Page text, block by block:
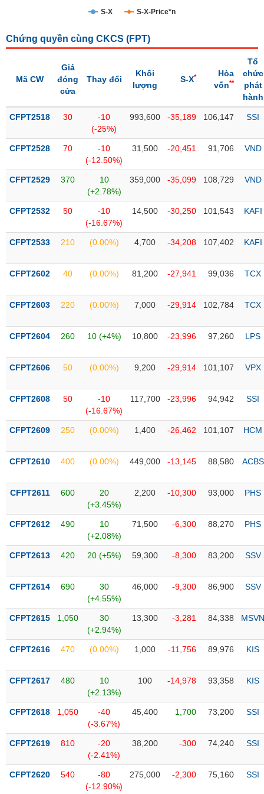
thái
cổ
Quy
thị
trường
yết
yết
Niêm
bổ
sung
Hủy
niêm
Theo
đặc
Không
ký
quỹ
Danh
mục
phiếu
chi
Tổng
Giao
Tài
Phân
kỹ
Hồ
doanh
nghiệp
Tin
tức
kiện
S-X S-X-Price*n
Chứng quyền cùng CKCS (FPT)
Mã CW
Giá
đóng
cửa
Thay đổi
Khối
lượng
S-X*
Hòa
vốn**
Tổ
chức
phát
hành
CFPT2518 30
-10
(-25%)
993,600 -35,189 106,147 SSI
CFPT2528 70
-10
(-12.50%)
31,500 -20,451 91,706 VND
CFPT2529 370
10
(+2.78%)
359,000 -35,099 108,729 VND
CFPT2532 50
-10
(-16.67%)
14,500 -30,250 101,543 KAFI
CFPT2533 210 (0.00%) 4,700 -34,208 107,402 KAFI
CFPT2602 40 (0.00%) 81,200 -27,941 99,036 TCX
CFPT2603 220 (0.00%) 7,000 -29,914 102,784 TCX
CFPT2604 260 10 (+4%) 10,800 -23,996 97,260 LPS
CFPT2606 50 (0.00%) 9,200 -29,914 101,107 VPX
CFPT2608 50
-10
(-16.67%)
117,700 -23,996 94,942 SSI
CFPT2609 250 (0.00%) 1,400 -26,462 101,107 HCM
CFPT2610 400 (0.00%) 449,000 -13,145 88,580 ACBS
CFPT2611 600
20
(+3.45%)
2,200 -10,300 93,000 PHS
CFPT2612 490
10
(+2.08%)
71,500 -6,300 88,270 PHS
CFPT2613 420 20 (+5%) 59,300 -8,300 83,200 SSV
CFPT2614 690
30
(+4.55%)
46,000 -9,300 86,900 SSV
CFPT2615 1,050
30
(+2.94%)
13,300 -3,281 84,338 MSVN
CFPT2616 470 (0.00%) 1,000 -11,756 89,976 KIS
CFPT2617 480
10
(+2.13%)
100 -14,978 93,358 KIS
CFPT2618 1,050
-40
(-3.67%)
45,400 1,700 73,200 SSI
CFPT2619 810
-20
(-2.41%)
38,200 -300 74,240 SSI
CFPT2620 540
-80
(-12.90%)
275,000 -2,300 75,160 SSI
NGÀNH
CỔ
PHÁI
SINH
PHIẾU
ĐẦU
XUẤT
LIỆU
TIN
(-)
SECTOR
NĂNG
NGUYÊN
LIỆU
CÔNG